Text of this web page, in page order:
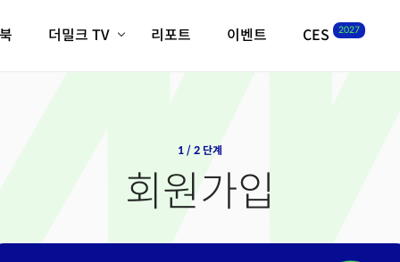
더밀크 TV
크리스의 뉴욕 시그널
리포트 이벤트 CES 2027
1 / 2 단계
회원가입